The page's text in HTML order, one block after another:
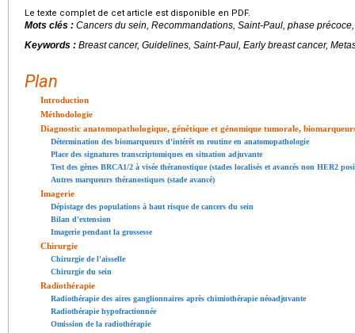
Le texte complet de cet article est disponible en PDF.
Mots clés : Cancers du sein, Recommandations, Saint-Paul, phase
Keywords : Breast cancer, Guidelines, Saint-Paul, Early breast cancer,
Plan
Introduction
Méthodologie
Diagnostic anatomopathologique, génétique et génomique tumorale,
Détermination des biomarqueurs d'intérêt en routine en anatomopathologie
Place des signatures transcriptomiques en situation adjuvante
Test des gènes BRCA1/2 à visée théranostique (stades localisés et avancés non HER2
Autres marqueurs théranostiques (stade avancé)
Imagerie
Dépistage des populations à haut risque de cancers du sein
Bilan d'extension
Imagerie pendant la grossesse
Chirurgie
Chirurgie de l'aisselle
Chirurgie du sein
Radiothérapie
Radiothérapie des aires ganglionnaires après chimiothérapie néoadjuvante
Radiothérapie hypofractionnée
Omission de la radiothérapie